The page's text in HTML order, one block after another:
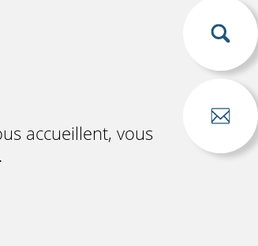
accueillent, vous